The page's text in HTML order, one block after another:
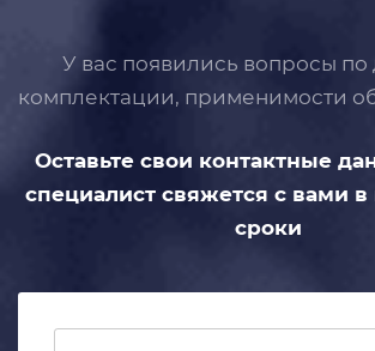
У вас появились вопросы по
комплектации, применимости
Оставьте свои контактные
специалист свяжется с вами в
сроки